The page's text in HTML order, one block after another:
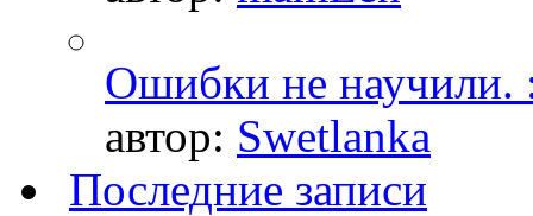
Ошибки не научили.
автор: Swetlanka
Последние записи